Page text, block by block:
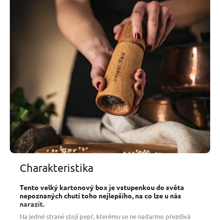
zpracovávání
, které se po staletí nezměnilo - jediné, co k
výrobě této soli farmáři používají, je čistá mořská voda, slunce
a vítr. Díky unikátním mikroklimatickým podmínkám Kampotu
je tato mořská sůl obohacena o více než 70 minerálů a
stopových prvků, které se díky jejímu přírodnímu charakteru
snadno vstřebávají do jídla a působí prospěšně také na lidský
Kvalitní, nerafinovaná mořská sůl mávyšší nutriční hodnotu a
zvýrazňuje chuťové vlastnosti použitých surovin v pokrmu. Je
vhodná ke každodennímu vaření –⁠⁠⁠⁠⁠⁠ k solení, jako ozdoba na
pečivo, při nakládání či konzervování masa, ryb, zeleniny, do
marinád, na steaky, či na méně typické pečení v solné krustě
nebo naopak velmi typické grilování.
Charakteristika
Tento velký kartonový box je vstupenkou do světa
nepoznaných chutí toho nejlepšího, na co lze u nás
narazit.
Na jedné straně stojí pepř, kterému se ne nadarmo přezdívá